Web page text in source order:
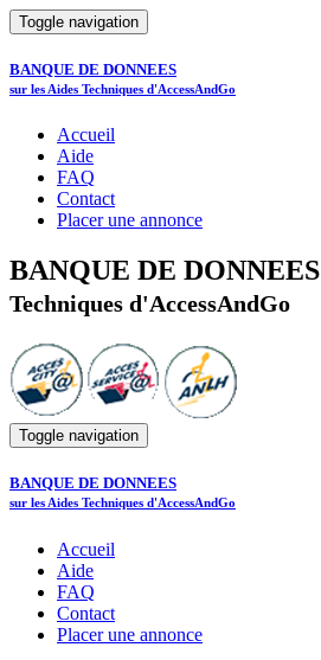
Toggle navigation
BANQUE DE DONNEES
sur les Aides Techniques d'AccessAndGo
Accueil
Aide
FAQ
Contact
Placer une annonce
BANQUE DE DONNEES
Techniques d'AccessAndGo
Toggle navigation
BANQUE DE DONNEES
sur les Aides Techniques d'AccessAndGo
Accueil
Aide
FAQ
Contact
Placer une annonce